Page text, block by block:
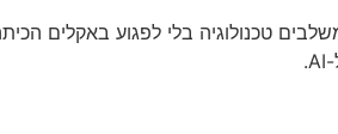
טכנולוגיה בלי לפגוע באקלים